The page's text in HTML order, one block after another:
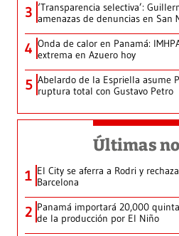
3 ‘Transparencia selectiva’:
amenazas de denuncias en San
4 Onda de calor en Panamá:
extrema en Azuero hoy
5 Abelardo de la Espriella asume
ruptura total con Gustavo Petro
Últimas
1 El City se aferra a Rodri y
Barcelona
2 Panamá importará 20,000
de la producción por El Niño